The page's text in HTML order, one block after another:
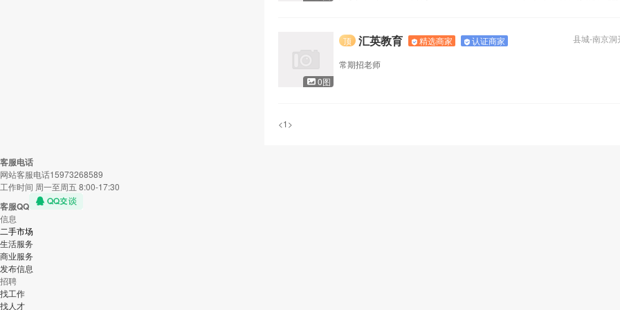
0图
县城-南京洞
顶 汇英教育 精选商家 认证商家
常期招老师
<1>
客服电话
网站客服电话15973268589
工作时间 周一至周五 8:00-17:30
客服QQ
信息
二手市场
生活服务
商业服务
发布信息
招聘
找工作
找人才